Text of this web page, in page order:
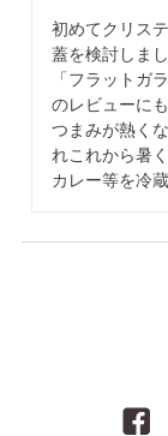
初めてクリス
蓋を検討しまし
「フラットガ
のレビューに
つまみが熱く
れこれから暑
カレー等を冷